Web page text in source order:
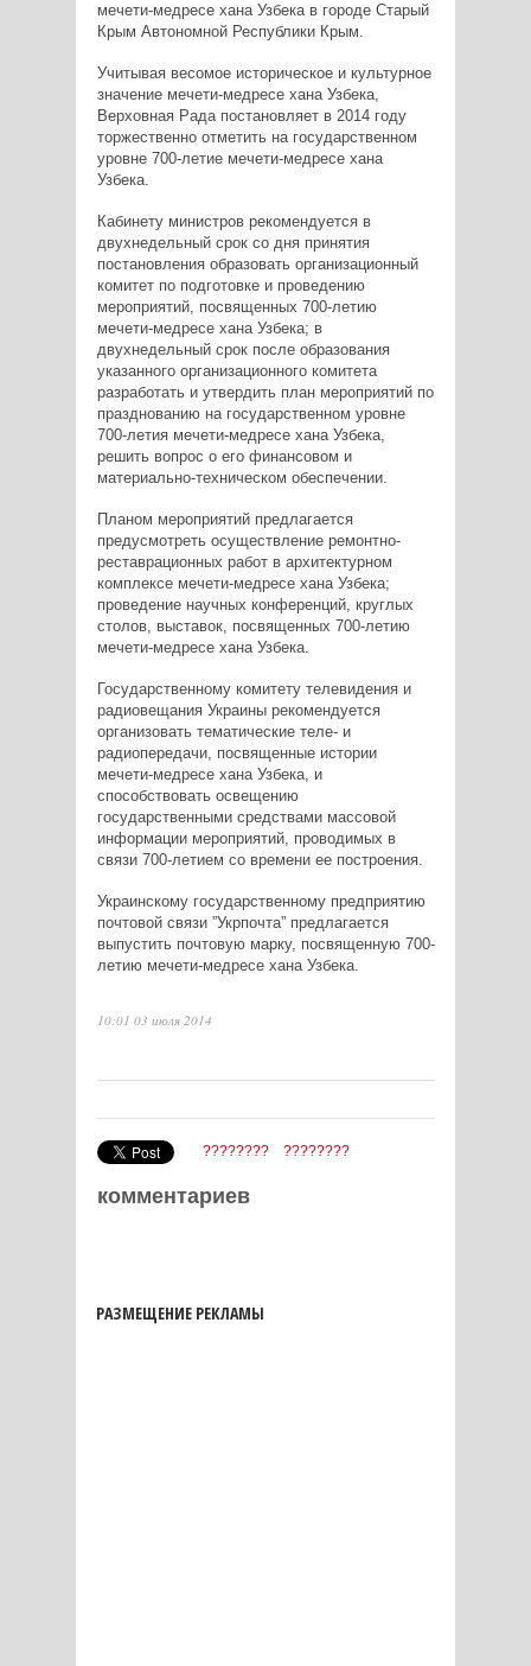
мечети-медресе хана Узбека в городе Старый
Крым Автономной Республики Крым.
Учитывая весомое историческое и культурное
значение мечети-медресе хана Узбека,
Верховная Рада постановляет в 2014 году
торжественно отметить на государственном
уровне 700-летие мечети-медресе хана
Узбека.
Кабинету министров рекомендуется в
двухнедельный срок со дня принятия
постановления образовать организационный
комитет по подготовке и проведению
мероприятий, посвященных 700-летию
мечети-медресе хана Узбека; в
двухнедельный срок после образования
указанного организационного комитета
разработать и утвердить план мероприятий по
празднованию на государственном уровне
700-летия мечети-медресе хана Узбека,
решить вопрос о его финансовом и
материально-техническом обеспечении.
Планом мероприятий предлагается
предусмотреть осуществление ремонтно-
реставрационных работ в архитектурном
комплексе мечети-медресе хана Узбека;
проведение научных конференций, круглых
столов, выставок, посвященных 700-летию
мечети-медресе хана Узбека.
Государственному комитету телевидения и
радиовещания Украины рекомендуется
организовать тематические теле- и
радиопередачи, посвященные истории
мечети-медресе хана Узбека, и
способствовать освещению
государственными средствами массовой
информации мероприятий, проводимых в
связи 700-летием со времени ее построения.
Украинскому государственному предприятию
почтовой связи ”Укрпочта” предлагается
выпустить почтовую марку, посвященную 700-
летию мечети-медресе хана Узбека.
10:01 03 июля 2014
???????? ????????
комментариев
РАЗМЕЩЕНИЕ РЕКЛАМЫ